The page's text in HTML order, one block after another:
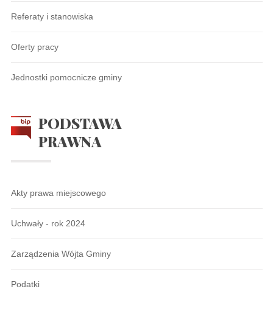
Referaty i stanowiska
Oferty pracy
Jednostki pomocnicze gminy
PODSTAWA
PRAWNA
Akty prawa miejscowego
Uchwały - rok 2024
Zarządzenia Wójta Gminy
Podatki